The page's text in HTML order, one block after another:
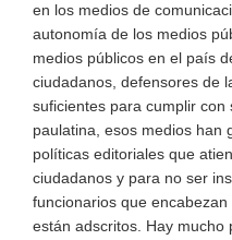
en los medios de
autonomía de los medios
medios públicos en el país
ciudadanos, defensores de
suficientes para cumplir
paulatina, esos medios han
políticas editoriales que
ciudadanos y para no ser
funcionarios que
están adscritos. Hay mucho